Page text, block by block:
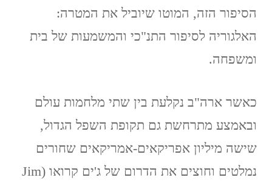
הסיפור הזה, המוטו שיוביל את המטרה:
האלגוריה לסיפור התנ"כי והמשמעות של בית
ומשפחה.
כאשר ארה"ב נקלעת בין שתי מלחמות עולם
ובאמצע מתרחשת גם תקופת השפל הגדול,
שישה מיליון אפריקאים-אמריקאים שחורים
נמלטים וחוצים את הדרום של ג'ים קרואו (Jim